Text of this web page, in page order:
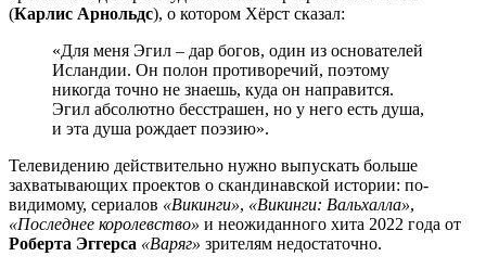
(Карлис Арнольдс), о котором Хёрст сказал:
«Для меня Эгил – дар богов, один из основателей
Исландии. Он полон противоречий, поэтому
никогда точно не знаешь, куда он направится.
Эгил абсолютно бесстрашен, но у него есть душа,
и эта душа рождает поэзию».
Телевидению действительно нужно выпускать больше
захватывающих проектов о скандинавской истории: по-
видимому, сериалов «Викинги», «Викинги: Вальхалла»,
«Последнее королевство» и неожиданного хита 2022 года от
Роберта Эггерса «Варяг» зрителям недостаточно.